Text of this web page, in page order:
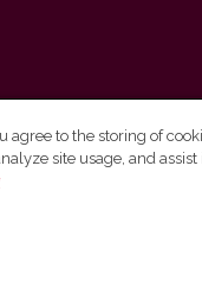
agree to the storing of
site usage, and assist